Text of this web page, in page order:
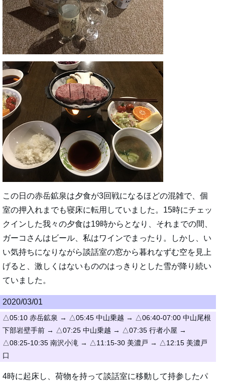
この日の赤岳鉱泉は夕食が3回戦になるほどの混雑で、個
室の押入れまでも寝床に転用していました。15時にチェッ
クインした我々の夕食は19時からとなり、それまでの間、
ガーコさんはビール、私はワインでまったり。しかし、い
い気持ちになりながら談話室の窓から暮れなずむ空を見上
げると、激しくはないもののはっきりとした雪が降り続い
ていました。
2020/03/01
△05:10 赤岳鉱泉 → △05:45 中山乗越 → △06:40-07:00 中山尾根
下部岩壁手前 → △07:25 中山乗越 → △07:35 行者小屋 →
△08:25-10:35 南沢小滝 → △11:15-30 美濃戸 → △12:15 美濃戸
口
4時に起床し、荷物を持って談話室に移動して持参したパ